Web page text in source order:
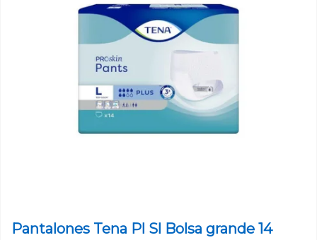
Pantalones Tena Pl Sl Bolsa grande 14